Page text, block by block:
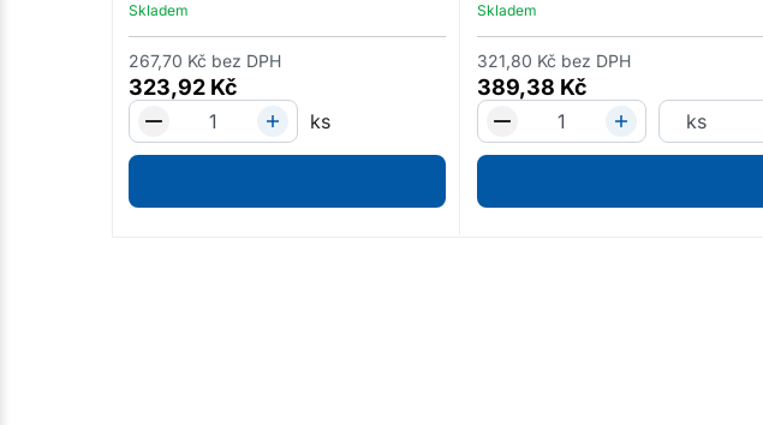
Skladem
323,92 Kč
267,70 Kč bez DPH
ks
Skladem
389,38 Kč
321,80 Kč bez DPH